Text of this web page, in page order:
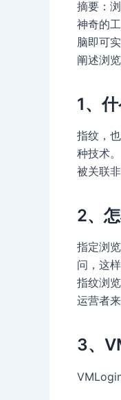
摘要：
神奇的
脑即可
阐述浏
1、
指纹，
种技术
被关联非
2、
指定浏
问，这
指纹浏
运营者
3、